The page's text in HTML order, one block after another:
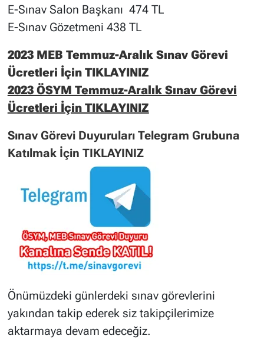
E-Sınav Salon Başkanı 474 TL
E-Sınav Gözetmeni 438 TL
2023 MEB Temmuz-Aralık Sınav Görevi
Ücretleri İçin TIKLAYINIZ
2023 ÖSYM Temmuz-Aralık Sınav Görevi
Ücretleri İçin TIKLAYINIZ
Sınav Görevi Duyuruları Telegram Grubuna
Katılmak İçin TIKLAYINIZ
Önümüzdeki günlerdeki sınav görevlerini
yakından takip ederek siz takipçilerimize
aktarmaya devam edeceğiz.